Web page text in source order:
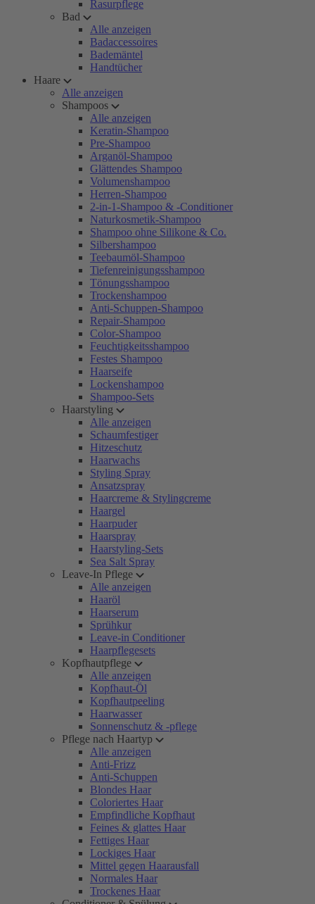
Rasurpflege
Bad
Alle anzeigen
Badaccessoires
Bademäntel
Handtücher
Haare
Alle anzeigen
Shampoos
Alle anzeigen
Keratin-Shampoo
Pre-Shampoo
Arganöl-Shampoo
Glättendes Shampoo
Volumenshampoo
Herren-Shampoo
2-in-1-Shampoo & -Conditioner
Naturkosmetik-Shampoo
Shampoo ohne Silikone & Co.
Silbershampoo
Teebaumöl-Shampoo
Tiefenreinigungsshampoo
Tönungsshampoo
Trockenshampoo
Anti-Schuppen-Shampoo
Repair-Shampoo
Color-Shampoo
Feuchtigkeitsshampoo
Festes Shampoo
Haarseife
Lockenshampoo
Shampoo-Sets
Haarstyling
Alle anzeigen
Schaumfestiger
Hitzeschutz
Haarwachs
Styling Spray
Ansatzspray
Haarcreme & Stylingcreme
Haargel
Haarpuder
Haarspray
Haarstyling-Sets
Sea Salt Spray
Leave-In Pflege
Alle anzeigen
Haaröl
Haarserum
Sprühkur
Leave-in Conditioner
Haarpflegesets
Kopfhautpflege
Alle anzeigen
Kopfhaut-Öl
Kopfhautpeeling
Haarwasser
Sonnenschutz & -pflege
Pflege nach Haartyp
Alle anzeigen
Anti-Frizz
Anti-Schuppen
Blondes Haar
Coloriertes Haar
Empfindliche Kopfhaut
Feines & glattes Haar
Fettiges Haar
Lockiges Haar
Mittel gegen Haarausfall
Normales Haar
Trockenes Haar